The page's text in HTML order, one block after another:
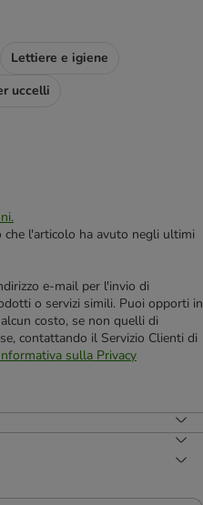
Lettiere e igiene
uccelli
che l'articolo ha avuto negli ultimi
e-mail per l'invio di
o servizi simili. Puoi opporti in
costo, se non quelli di
contattando il Servizio Clienti di
sulla Privacy